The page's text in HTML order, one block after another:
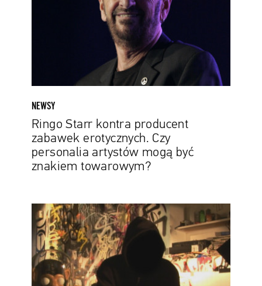
być
znakiem
NEWSY
Ringo Starr kontra producent
zabawek erotycznych. Czy
personalia artystów mogą być
znakiem towarowym?
Banksy
stracił
prawa
do
swoich
dwóch